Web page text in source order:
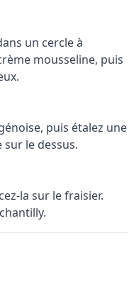
un cercle à
mousseline, puis
puis étalez une
le dessus.
la sur le fraisier.